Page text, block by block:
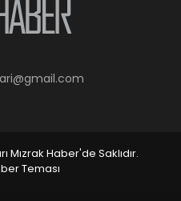
Mızrak Haber'de Saklıdır.
Teması